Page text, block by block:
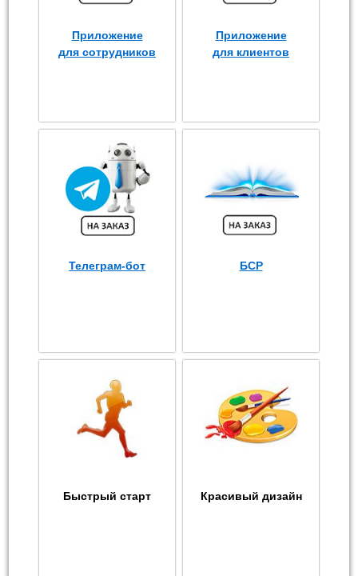
Приложение
для сотрудников
Приложение
для клиентов
Телеграм-бот БСР
Быстрый старт Красивый дизайн